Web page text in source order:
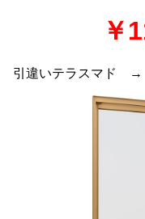
￥
引違いテラスマド